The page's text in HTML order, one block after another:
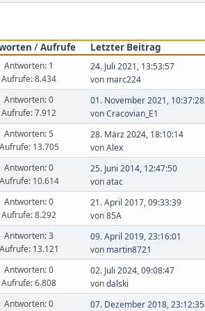
/Aufrufe Letzter Beitrag
Antworten: 1
Aufrufe: 8.434
24. Juli 2021, 13:53:57
von marc224
Antworten: 0
Aufrufe: 7.912
01. November 2021, 10:37:28
vonCracovian_E1
Antworten: 5
13.705
28. März 2024, 18:10:14
vonAlex
Antworten: 0
10.614
25. Juni 2014, 12:47:50
vonatac
Antworten: 0
Aufrufe: 8.292
21. April 2017, 09:33:39
von85A
Antworten: 3
13.121
09. April 2019, 23:16:01
von martin8721
Antworten: 0
Aufrufe: 6.808
02. Juli 2024, 09:08:47
vondalski
Antworten: 0
07. Dezember 2018, 23:12:35